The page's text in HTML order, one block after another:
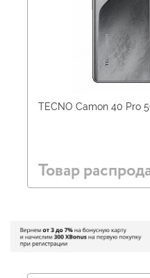
TECNO Camon 40 Pro
Товар